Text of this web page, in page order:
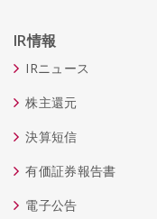
IR情報
IRニュース
株主還元
決算短信
有価証券報告書
電子公告